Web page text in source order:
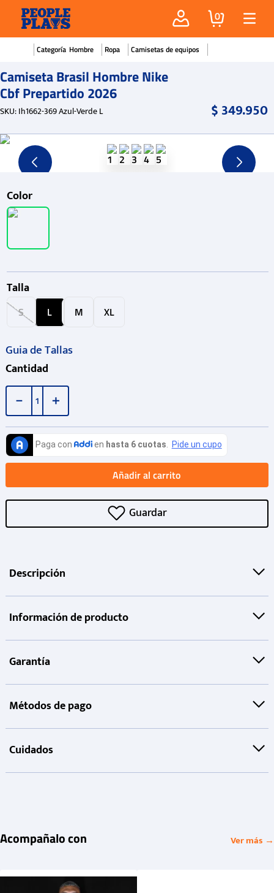
0
Hombre Ropa Camisetas de equipos
Camiseta Brasil Hombre Nike
Cbf Prepartido 2026
SKU:Ih1662-369 Azul-Verde L $349.950
Color
Talla
S L M XL
Guia de Tallas
Cantidad
＋
－
Añadir al carrito
Descripción
Información de producto
Garantía
Métodos de pago
Cuidados
Acompañalo con Ver más →